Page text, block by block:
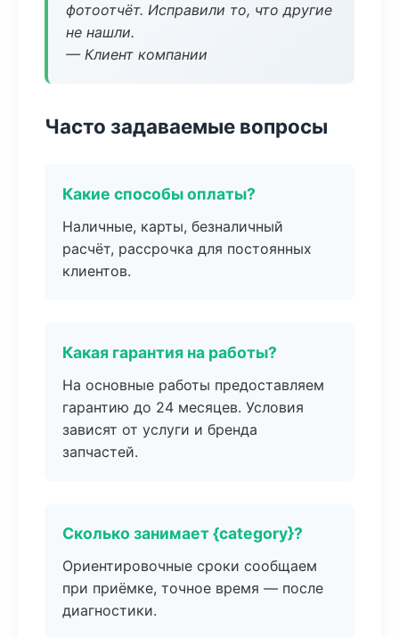
фотоотчёт. Исправили то, что другие
не нашли.
— Клиент компании
Часто задаваемые вопросы
Какие способы оплаты?
Наличные, карты, безналичный
расчёт, рассрочка для постоянных
клиентов.
Какая гарантия на работы?
На основные работы предоставляем
гарантию до 24 месяцев. Условия
зависят от услуги и бренда
запчастей.
Сколько занимает {category}?
Ориентировочные сроки сообщаем
при приёмке, точное время — после
диагностики.